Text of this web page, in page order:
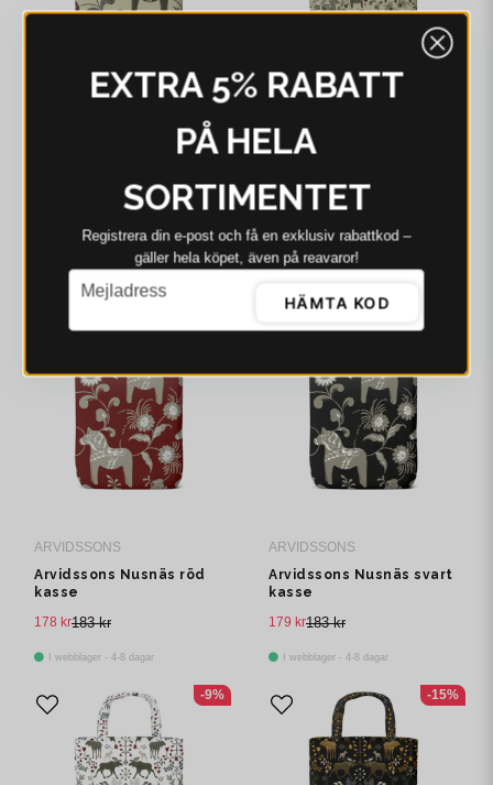
Arvidssons Leksand
(culla) grön kasse
179 kr
I webblager - 4-8 dagar
ARVIDSSONS
Arvidssons Leksand Mini
(culla) grön kasse
195 kr
159 kr
I webblager - 4-8 dagar
ARVIDSSONS
Arvidssons Nusnäs röd
kasse
183 kr
178 kr
I webblager - 4-8 dagar
ARVIDSSONS
Arvidssons Nusnäs svart
kasse
183 kr
179 kr
I webblager - 4-8 dagar
-9% -15%
EXTRA 5% RABATT
PÅ HELA
SORTIMENTET
Registrera din e‑post och få en exklusiv rabattkod –
gäller hela köpet, även på reavaror!
email
Mejladress
HÄMTA KOD